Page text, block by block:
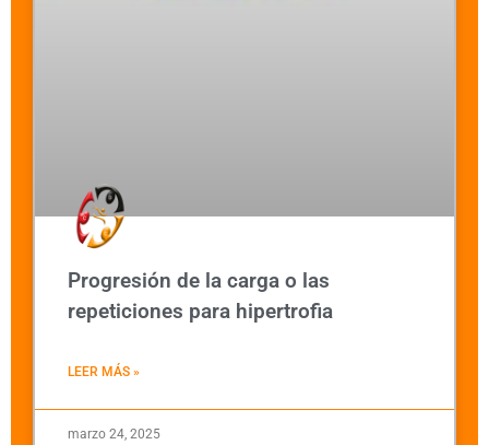
Progresión de la carga o las
repeticiones para hipertrofia
LEER MÁS »
marzo 24, 2025